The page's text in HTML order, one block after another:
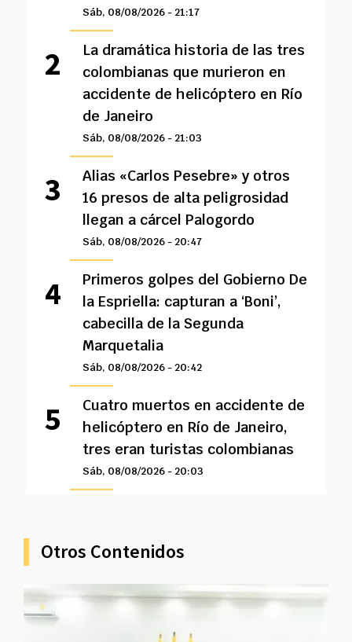
Sáb, 08/08/2026 - 21:17
La dramática historia de las tres
colombianas que murieron en
accidente de helicóptero en Río
de Janeiro
Sáb, 08/08/2026 - 21:03
Alias «Carlos Pesebre» y otros
16 presos de alta peligrosidad
llegan a cárcel Palogordo
Sáb, 08/08/2026 - 20:47
Primeros golpes del Gobierno De
la Espriella: capturan a ‘Boni’,
cabecilla de la Segunda
Marquetalia
Sáb, 08/08/2026 - 20:42
Cuatro muertos en accidente de
helicóptero en Río de Janeiro,
tres eran turistas colombianas
Sáb, 08/08/2026 - 20:03
Otros Contenidos